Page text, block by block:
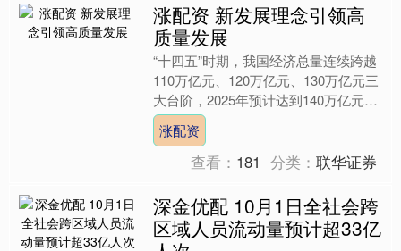
涨配资 新发展理念引领高
质量发展
“十四五”时期，我国经济总量连续跨越
110万亿元、120万亿元、130万亿元三
大台阶，2025年预计达到140万亿元左
右，经济实力显著增强。在创新、协
调、绿色、....
涨配资
查看： 181 分类：联华证券
深金优配 10月1日全社会跨
区域人员流动量预计超33亿